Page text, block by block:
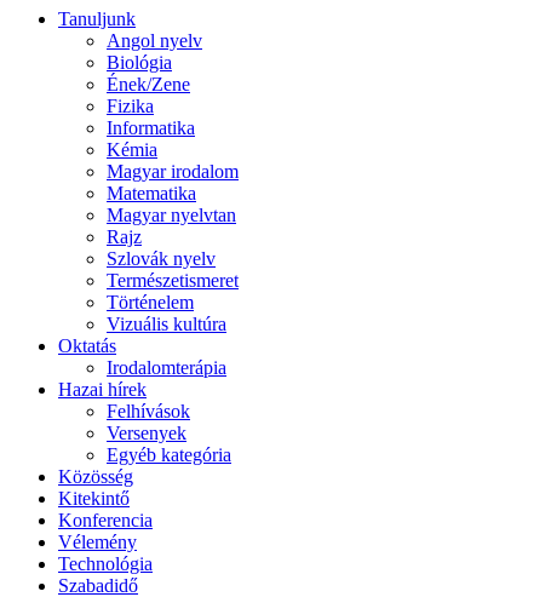
Tanuljunk
Angol nyelv
Biológia
Ének/Zene
Fizika
Informatika
Kémia
Magyar irodalom
Matematika
Magyar nyelvtan
Rajz
Szlovák nyelv
Természetismeret
Történelem
Vizuális kultúra
Oktatás
Irodalomterápia
Hazai hírek
Felhívások
Versenyek
Egyéb kategória
Közösség
Kitekintő
Konferencia
Vélemény
Technológia
Szabadidő